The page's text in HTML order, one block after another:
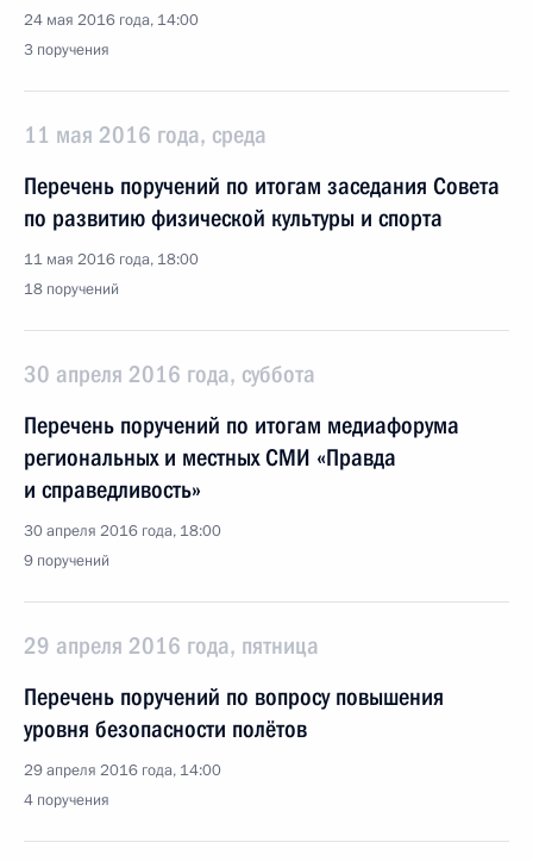
24 мая 2016 года, 14:00
3 поручения
11 мая 2016 года, среда
Перечень поручений по итогам заседания Совета
по развитию физической культуры и спорта
11 мая 2016 года, 18:00
18 поручений
30 апреля 2016 года, суббота
Перечень поручений по итогам медиафорума
региональных и местных СМИ «Правда
и справедливость»
30 апреля 2016 года, 18:00
9 поручений
29 апреля 2016 года, пятница
Перечень поручений по вопросу повышения
уровня безопасности полётов
29 апреля 2016 года, 14:00
4 поручения